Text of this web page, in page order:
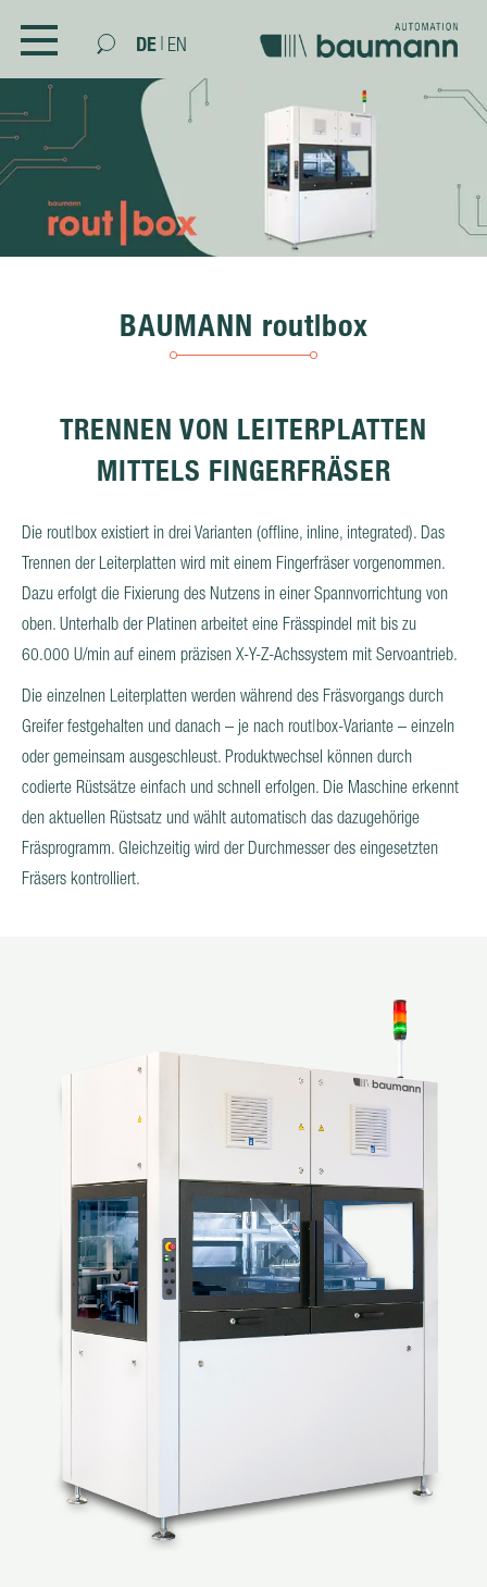
UNTERNEHMEN
KONTAKT
KOMPETENZEN
HANDLING / MONTAGE
HYBRID-VEREINZELUNG
NUTZENTRENNER FÜR LEITERPLATTEN
PHOTOVOLTAIK
AFTER SALES & SERVICE
KARRIERE
DE| EN
BAUMANN rout|box
TRENNEN VON LEITERPLATTEN
MITTELS FINGERFRÄSER
Die rout|box existiert in drei Varianten (offline, inline, integrated). Das
Trennen der Leiterplatten wird mit einem Fingerfräser vorgenommen.
Dazu erfolgt die Fixierung des Nutzens in einer Spannvorrichtung von
oben. Unterhalb der Platinen arbeitet eine Frässpindel mit bis zu
60.000 U/min auf einem präzisen X-Y-Z-Achssystem mit Servoantrieb.
Die einzelnen Leiterplatten werden während des Fräsvorgangs durch
Greifer festgehalten und danach – je nach rout|box-Variante – einzeln
oder gemeinsam ausgeschleust. Produktwechsel können durch
codierte Rüstsätze einfach und schnell erfolgen. Die Maschine erkennt
den aktuellen Rüstsatz und wählt automatisch das dazugehörige
Fräsprogramm. Gleichzeitig wird der Durchmesser des eingesetzten
Fräsers kontrolliert.